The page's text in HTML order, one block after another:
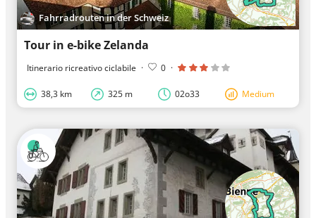
Fahrradrouten in der Schweiz
Tour in e-bike Zelanda
Itinerario ricreativo ciclabile · 0 ·
38,3 km 325 m 02o33 Medium